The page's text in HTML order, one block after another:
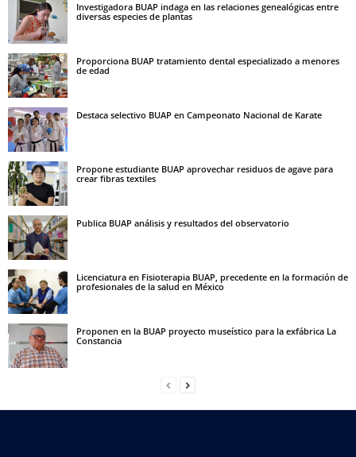
Investigadora BUAP indaga en las relaciones genealógicas entre
diversas especies de plantas
Proporciona BUAP tratamiento dental especializado a menores
de edad
Destaca selectivo BUAP en Campeonato Nacional de Karate
Propone estudiante BUAP aprovechar residuos de agave para
crear fibras textiles
Publica BUAP análisis y resultados del observatorio
Licenciatura en Fisioterapia BUAP, precedente en la formación de
profesionales de la salud en México
Proponen en la BUAP proyecto museístico para la exfábrica La
Constancia